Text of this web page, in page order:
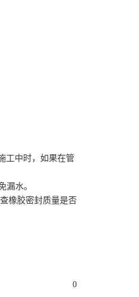
工中时，如果在管
漏水。
橡胶密封质量是否
0